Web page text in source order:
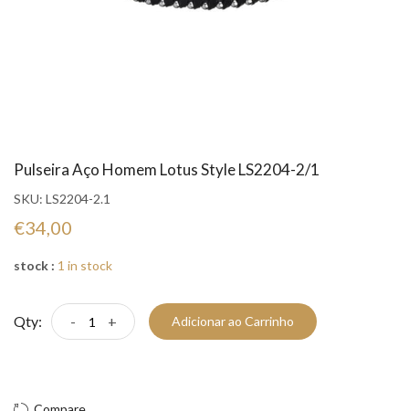
Pulseira Aço Homem Lotus Style LS2204-2/1
SKU: LS2204-2.1
€34,00
stock : 1 in stock
Qty: - + Adicionar ao Carrinho